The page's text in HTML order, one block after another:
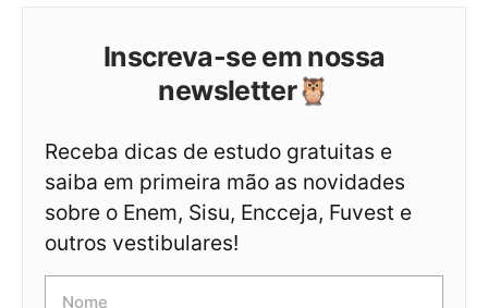
Inscreva-se em nossa
newsletter🦉
Receba dicas de estudo gratuitas e
saiba em primeira mão as novidades
sobre o Enem, Sisu, Encceja, Fuvest e
outros vestibulares!